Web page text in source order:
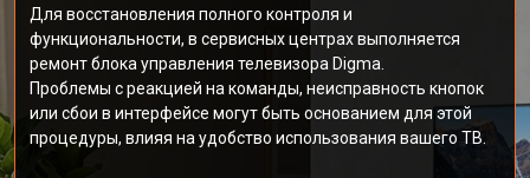
Для восстановления полного контроля и
функциональности, в сервисных центрах выполняется
ремонт блока управления телевизора Digma.
Проблемы с реакцией на команды, неисправность кнопок
или сбои в интерфейсе могут быть основанием для этой
процедуры, влияя на удобство использования вашего ТВ.